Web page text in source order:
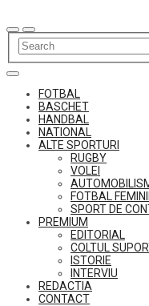
to
content
FOTBAL
BASCHET
HANDBAL
NATIONAL
ALTE SPORTURI
RUGBY
VOLEI
FOTBAL
SPORT DE
PREMIUM
EDITORIAL
COLTUL
ISTORIE
INTERVIU
REDACTIA
CONTACT